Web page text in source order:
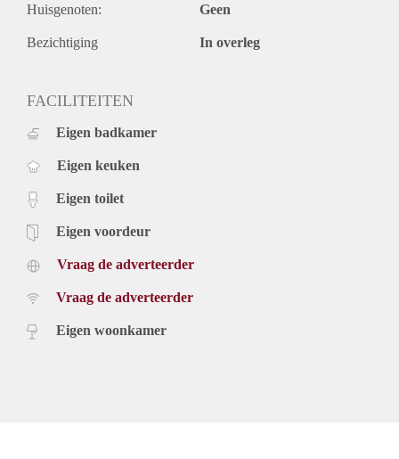
Huisgenoten: Geen
Bezichtiging In overleg
FACILITEITEN
Eigen badkamer
Eigen keuken
Eigen toilet
Eigen voordeur
Vraag de adverteerder
Vraag de adverteerder
Eigen woonkamer